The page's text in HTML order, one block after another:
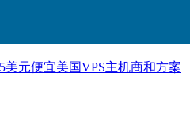
美元便宜美国VPS主机商和方案